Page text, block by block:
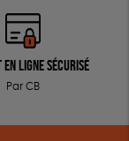
en ligne sécurisé
Par CB